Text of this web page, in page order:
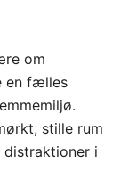
om
en fælles
stille rum
distraktioner i